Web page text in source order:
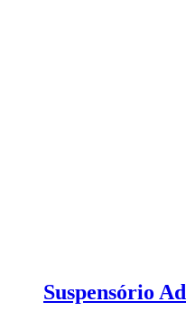
Suspensório